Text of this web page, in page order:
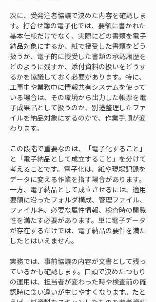
次に、受発注者協議で決めた内容を確認しま
す。打合せ簿の電子化では、要領に書かれた
基本仕様だけでなく、実際にどの書類を電子
納品対象にするか、紙で授受した書類をどう
扱うか、電子的に授受した書類の承認履歴を
どのように残すか、添付資料の扱いをどうす
るかを協議しておく必要があります。特に、
工事中や業務中に情報共有システムを使って
いる場合は、その環境から出力した帳票を電
子成果品として扱うのか、別途整理したファ
イルを納品対象にするのかで、作業手順が変
わります。
この段階で重要なのは、「電子化すること」
と「電子納品として成立すること」を分けて
考えることです。電子化は、紙や現場記録を
データに変える作業を指す場合があります。
一方、電子納品として成立させるには、適用
要領に沿ったフォルダ構成、管理ファイル、
ファイル名、必要な属性情報、検査時の閲覧
性を満たす必要があります。単に電子データ
が存在するだけでは、電子納品の要件を満た
したとはいえません。
実務では、事前協議の内容が文書として残っ
ているかも確認します。口頭で決めたつもり
の運用は、担当者が変わった時や検査前の確
認時に食い違いが生じやすくなります。たと